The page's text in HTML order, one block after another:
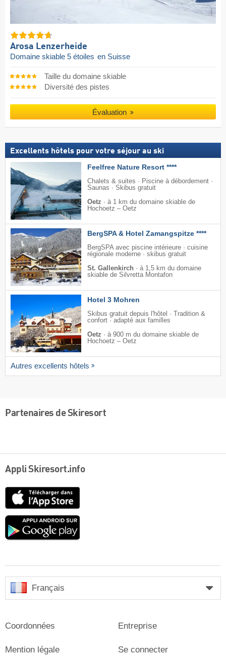
Arosa Lenzerheide
Domaine skiable 5 étoiles en Suisse
Taille du domaine skiable
Diversité des pistes
Évaluation
Excellents hôtels pour votre séjour au ski
Feelfree Nature Resort ****
Chalets & suites · Piscine à débordement ·
Saunas · Skibus gratuit
Oetz · à 1 km du domaine skiable de
Hochoetz – Oetz
BergSPA & Hotel Zamangspitze ****
BergSPA avec piscine intérieure · cuisine
régionale moderne · skibus gratuit
St. Gallenkirch · à 1,5 km du domaine
skiable de Silvretta Montafon
Hotel 3 Mohren
Skibus gratuit depuis l'hôtel · Tradition &
confort · adapté aux familles
Oetz · à 900 m du domaine skiable de
Hochoetz – Oetz
Autres excellents hôtels
Partenaires de Skiresort
Appli Skiresort.info
Google
Français
Coordonnées
Mention légale
Entreprise
Se connecter